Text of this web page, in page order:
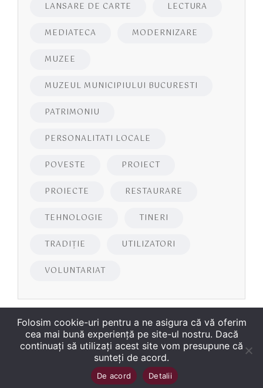
LANSARE DE CARTE LECTURA
MEDIATECA MODERNIZARE
MUZEE
MUZEUL MUNICIPIULUI BUCURESTI
PATRIMONIU
PERSONALITATI LOCALE
POVESTE PROIECT
PROIECTE RESTAURARE
TEHNOLOGIE TINERI
TRADIȚIE UTILIZATORI
VOLUNTARIAT
2026Biblioteca Județeană
Folosim cookie-uri pentru a ne asigura că vă oferim
cea mai bună experiență pe site-ul nostru. Dacă
continuați să utilizați acest site vom presupune că
sunteți de acord.
De acord Detalii